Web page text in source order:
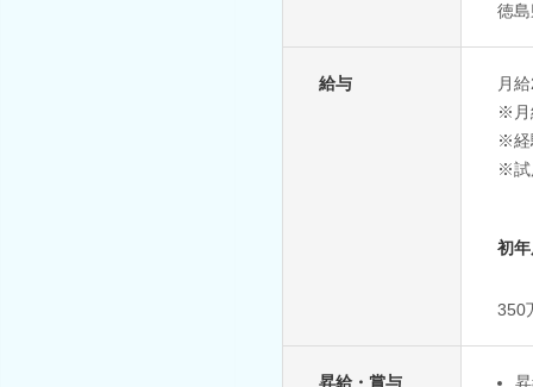
徳
給与
月
※月
※経
※試
初
350
昇給・賞与